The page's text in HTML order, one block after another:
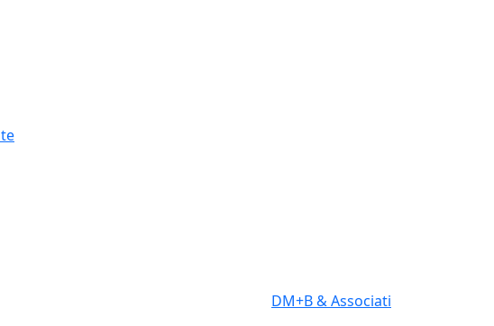
DM+B & Associati